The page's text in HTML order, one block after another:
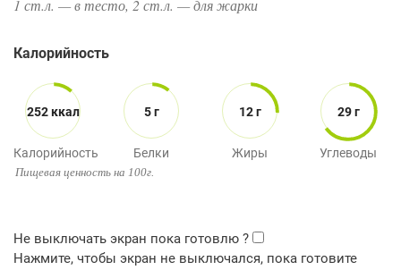
1 ст.л. — в тесто, 2 ст.л. — для жарки
Калорийность
252 ккал
Калорийность
5 г
Белки
12 г
Жиры
29 г
Углеводы
Пищевая ценность на 100г.